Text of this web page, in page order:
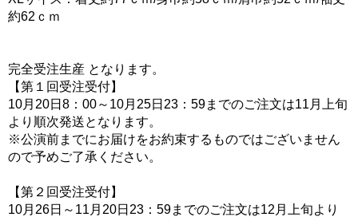
約62ｃｍ
完全受注生産 となります。
【第１回受注受付】
10月20日8：00～10月25日23：59までのご注文は11月上旬
より順次発送となります。
※公演前までにお届けをお約束するものではございません
ので予めご了承ください。
【第２回受注受付】
10月26日～11月20日23：59までのご注文は12月上旬より